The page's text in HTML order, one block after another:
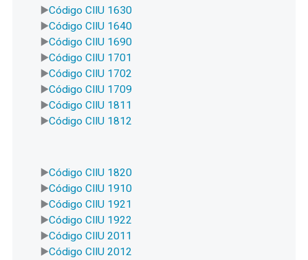
Código CIIU 1630
Código CIIU 1640
Código CIIU 1690
Código CIIU 1701
Código CIIU 1702
Código CIIU 1709
Código CIIU 1811
Código CIIU 1812
Código CIIU 1820
Código CIIU 1910
Código CIIU 1921
Código CIIU 1922
Código CIIU 2011
Código CIIU 2012